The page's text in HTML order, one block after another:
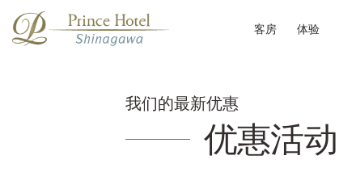
客房 体验
我们的最新优惠
优惠活动